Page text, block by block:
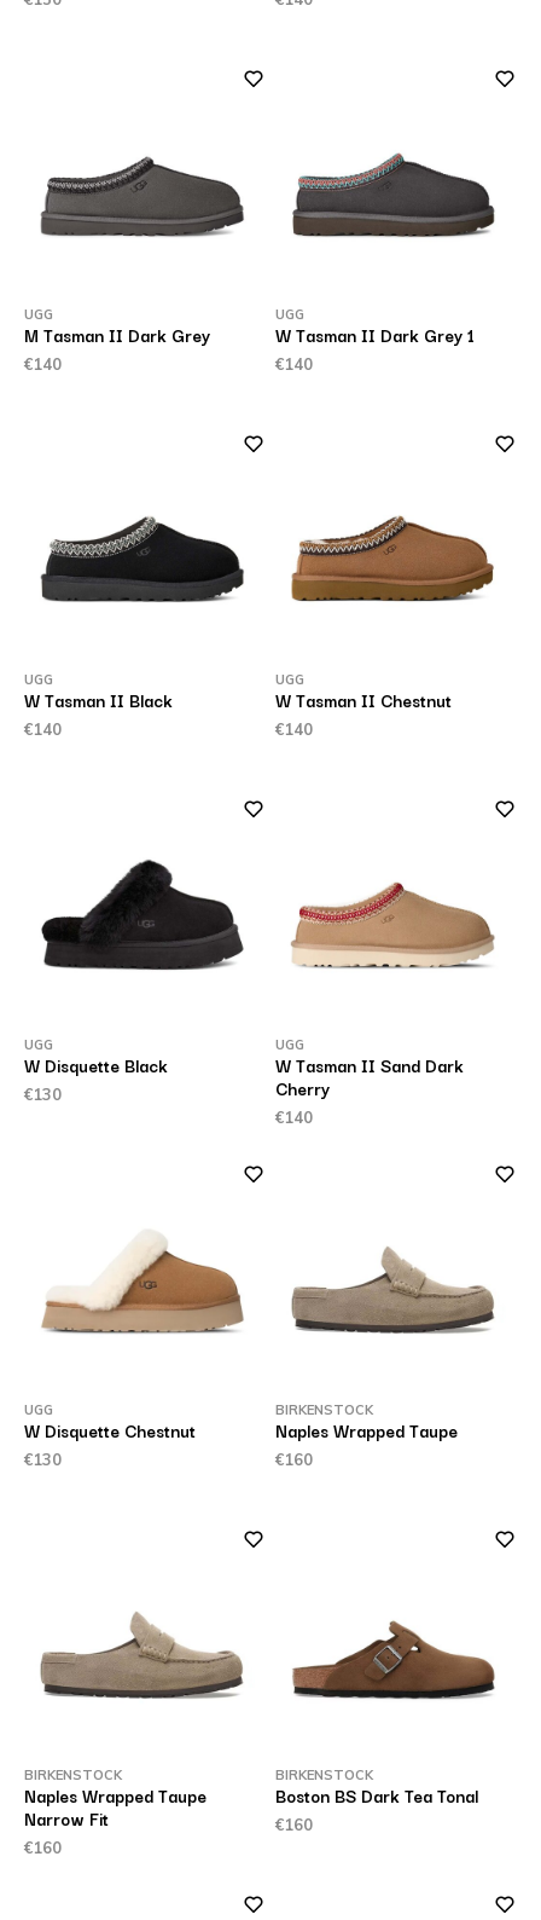
UGG
M Tasman II Dark Grey
€140
UGG
W Tasman II Dark Grey 1
€140
UGG
W Tasman II Black
€140
UGG
W Tasman II Chestnut
€140
UGG
W Disquette Black
€130
UGG
W Tasman II Sand Dark
Cherry
€140
UGG
W Disquette Chestnut
€130
BIRKENSTOCK
Naples Wrapped Taupe
€160
BIRKENSTOCK
Naples Wrapped Taupe
Narrow Fit
€160
BIRKENSTOCK
Boston BS Dark Tea Tonal
€160